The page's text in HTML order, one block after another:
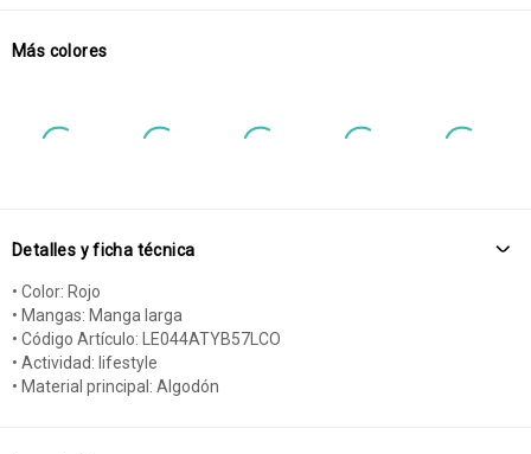
Más colores
Detalles y ficha técnica
• Color: Rojo
• Mangas: Manga larga
• Código Artículo: LE044ATYB57LCO
• Actividad: lifestyle
• Material principal: Algodón